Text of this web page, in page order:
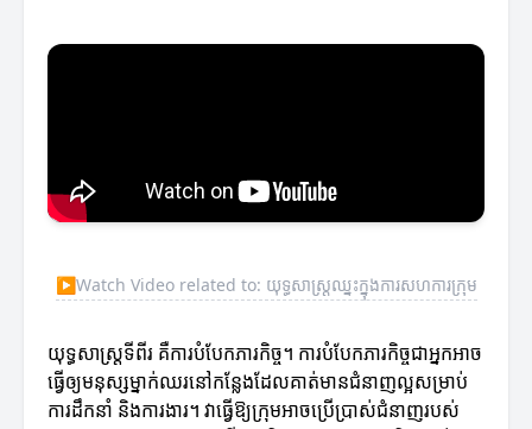
▶Watch Video related to: យុទ្ធសាស្រ្តឈ្នះក្នុងការសហការ​ក្រុម
យុទ្ធសាស្រ្តទីពីរ គឺការបំបែកភារកិច្ច។ ការបំបែកភារកិច្ចជាអ្នកអាច
ធ្វើឲ្យមនុស្សម្នាក់ឈរនៅកន្លែងដែលគាត់មានជំនាញល្អសម្រាប់
ការដឹកនាំ និងការងារ។ វាធ្វើឱ្យក្រុមអាចប្រើប្រាស់ជំនាញរបស់